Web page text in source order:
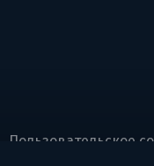
Пользовательское